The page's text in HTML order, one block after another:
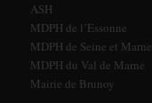
ASH
MDPH de l’Essonne
MDPH de Seine et Marne
MDPH du Val de Marne
Mairie de Brunoy